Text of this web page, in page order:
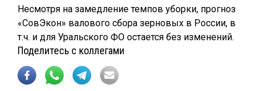
Несмотря на замедление темпов уборки, прогноз
«СовЭкон» валового сбора зерновых в России, в
т.ч. и для Уральского ФО остается без изменений.
Поделитесь с коллегами